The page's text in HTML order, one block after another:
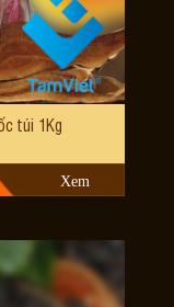
túi 1Kg
Xem